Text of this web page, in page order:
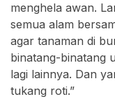
menghela awan.
semua alam
agar tanaman di
binatang-binatang
lagi lainnya. Dan
tukang roti.”